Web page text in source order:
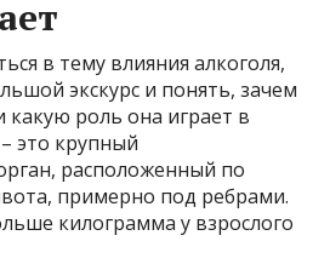
в тему влияния алкоголя,
экскурс и понять, зачем
роль она играет в
это крупный
расположенный по
примерно под ребрами.
килограмма у взрослого